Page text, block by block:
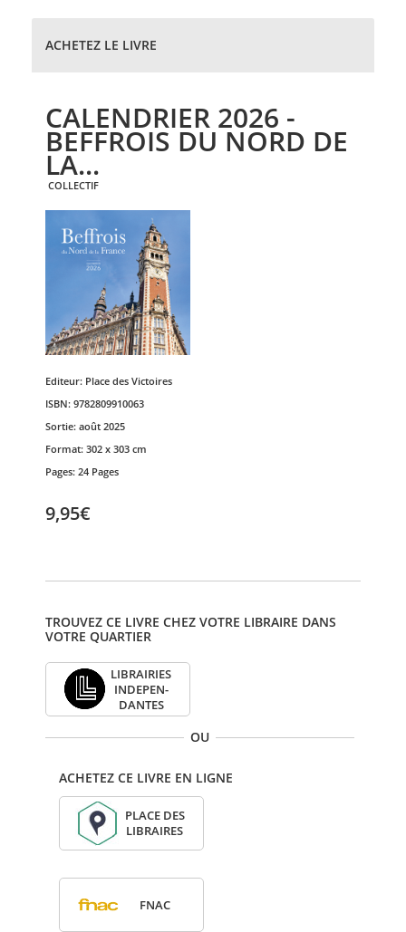
ACHETEZ LE LIVRE
CALENDRIER 2026 -
BEFFROIS DU NORD DE
LA...
COLLECTIF
Editeur: Place des Victoires
ISBN: 9782809910063
Sortie: août 2025
Format: 302 x 303 cm
Pages: 24 Pages
9,95€
TROUVEZ CE LIVRE CHEZ VOTRE LIBRAIRE DANS
VOTRE QUARTIER
LIBRAI­RIES
INDE­PEN­
DANTES
OU
ACHETEZ CE LIVRE EN LIGNE
PLACE DES
LIBRAIRES
FNAC